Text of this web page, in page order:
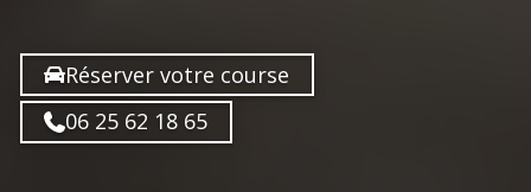
Réserver votre course
06 25 62 18 65